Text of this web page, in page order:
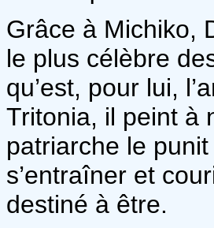
Grâce à Michiko,
le plus célèbre
qu’est, pour lui,
Tritonia, il peint à
patriarche le
s’entraîner et
destiné à être.